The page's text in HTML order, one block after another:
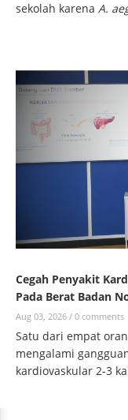
sekolah karena A.
Cegah Penyakit
Pada Berat Badan
Aug 03, 2026 / 0 comments
Satu dari empat
mengalami
kardiovaskular 2-3